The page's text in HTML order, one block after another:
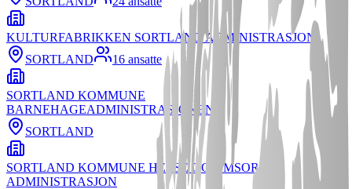
KULTURFABRIKKEN SORTLAND ADMINISTRASJON
SORTLAND
16 ansatte
SORTLAND KOMMUNE
BARNEHAGEADMINISTRASJONEN
SORTLAND
SORTLAND KOMMUNE HELSE OG OMSORG
ADMINISTRASJON